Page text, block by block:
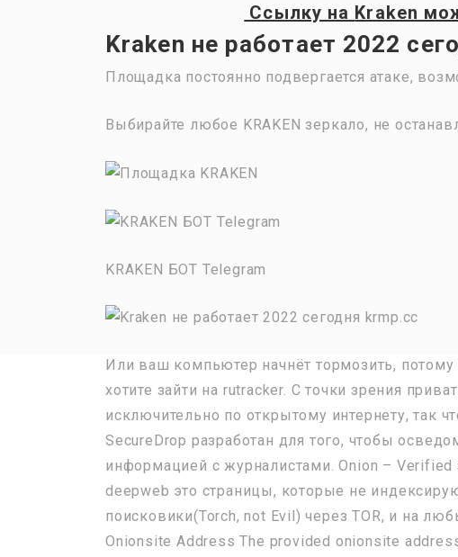
Ссылку на Kraken
Kraken не работает 2022
Площадка постоянно подвергается атаке,
Выбирайте любое KRAKEN зеркало, не
KRAKEN БОТ Telegram
Или ваш компьютер начнёт тормозить,
хотите зайти на rutracker. С точки зрения
исключительно по открытому интернету, так
SecureDrop разработан для того, чтобы
информацией с журналистами. Onion –
deepweb это страницы, которые не
поисковики(Torch, not Evil) через TOR, и на
Onionsite Address The provided onionsite